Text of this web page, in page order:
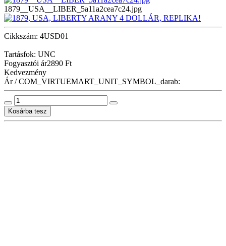
1879__USA__LIBER_5a11a2cea7c24.jpg
Cikkszám: 4USD01
Tartásfok: UNC
Fogyasztói ár2890 Ft
Kedvezmény
Ár / COM_VIRTUEMART_UNIT_SYMBOL_darab: